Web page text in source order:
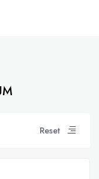
Reset